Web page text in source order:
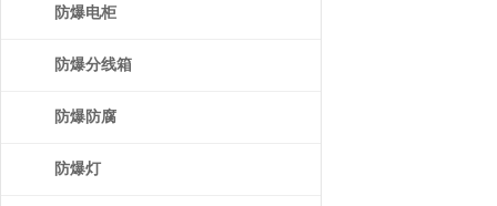
防爆电柜
防爆分线箱
防爆防腐
防爆灯